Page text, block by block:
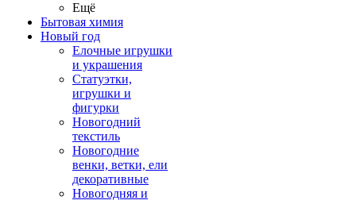
Ещё
Бытовая химия
Новый год
Елочные игрушки
и украшения
Статуэтки,
игрушки и
фигурки
Новогодний
текстиль
Новогодние
венки, ветки, ели
декоративные
Новогодняя и